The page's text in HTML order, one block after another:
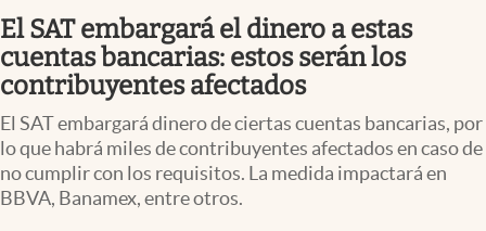
Pc y celular
Vida y estilo
Tv
Clima
El SAT embargará el dinero a estas
cuentas bancarias: estos serán los
contribuyentes afectados
El SAT embargará dinero de ciertas cuentas bancarias, por
lo que habrá miles de contribuyentes afectados en caso de
no cumplir con los requisitos. La medida impactará en
BBVA, Banamex, entre otros.